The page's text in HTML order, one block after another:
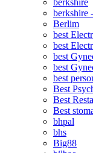
berkshire
Berlim
best
best
best
best
best
Best
Best
Best
bhpal
bhs
Big88